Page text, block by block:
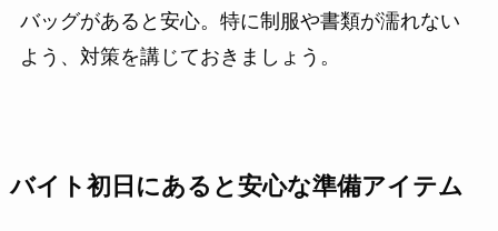
バッグがあると安心。特に制服や書類が濡れない
よう、対策を講じておきましょう。
バイト初日にあると安心な準備アイテム